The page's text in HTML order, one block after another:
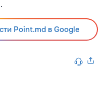
Point.md в Google